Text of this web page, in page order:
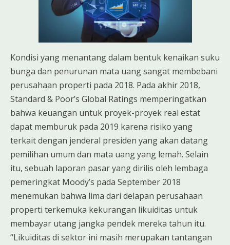
Kondisi yang menantang dalam bentuk kenaikan suku
bunga dan penurunan mata uang sangat membebani
perusahaan properti pada 2018. Pada akhir 2018,
Standard & Poor’s Global Ratings memperingatkan
bahwa keuangan untuk proyek-proyek real estat
dapat memburuk pada 2019 karena risiko yang
terkait dengan jenderal presiden yang akan datang
pemilihan umum dan mata uang yang lemah. Selain
itu, sebuah laporan pasar yang dirilis oleh lembaga
pemeringkat Moody’s pada September 2018
menemukan bahwa lima dari delapan perusahaan
properti terkemuka kekurangan likuiditas untuk
membayar utang jangka pendek mereka tahun itu.
“Likuiditas di sektor ini masih merupakan tantangan